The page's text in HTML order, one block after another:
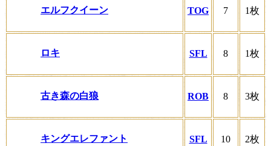
エルフクイーン TOG 7 1枚
ロキ SFL 8 1枚
古き森の白狼 ROB 8 3枚
キングエレファント SFL 10 2枚